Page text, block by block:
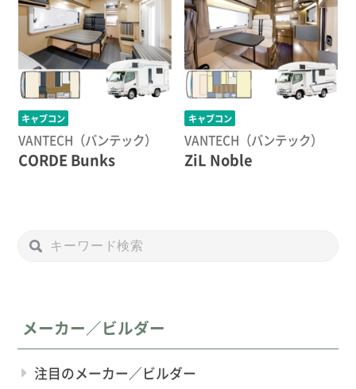
キャブコン
VANTECH（バンテック）
CORDE Bunks
キャブコン
VANTECH（バンテック）
ZiL Noble
メーカー／ビルダー
注目のメーカー／ビルダー